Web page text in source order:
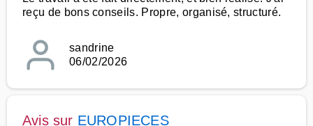
reçu de bons conseils. Propre, organisé, structuré.
sandrine
06/02/2026
Avis sur EUROPIECES